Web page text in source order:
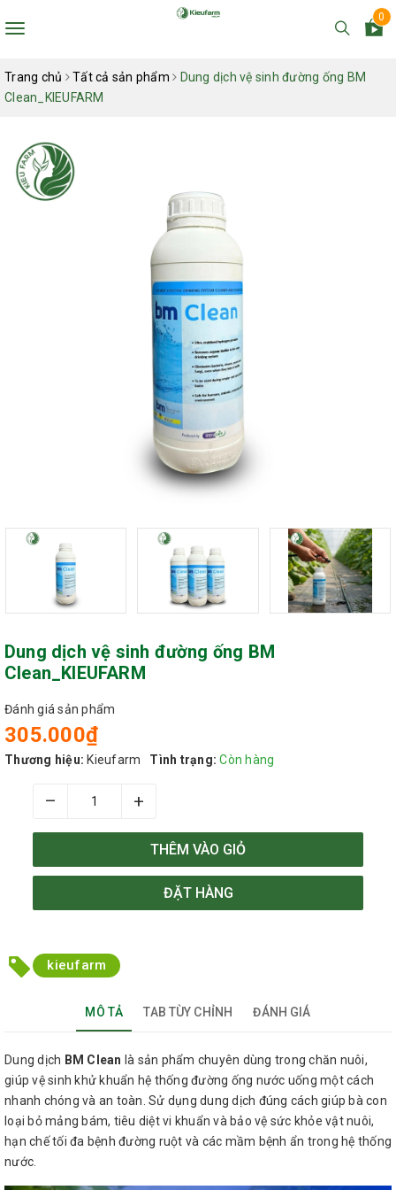
Toggle
0
Trang chủ Tất cả sản phẩm
Dung dịch vệ sinh đường ống BM
Clean_KIEUFARM
Dung dịch vệ sinh đường ống BM
Clean_KIEUFARM
Đánh giá sản phẩm
305.000₫
Thương hiệu: Kieufarm Tình trạng: Còn hàng
– +
THÊM VÀO GIỎ
ĐẶT HÀNG
kieufarm
MÔ TẢ TAB TÙY CHỈNH ĐÁNH GIÁ
Dung dịch BM Clean là sản phẩm chuyên dùng trong chăn nuôi,
giúp vệ sinh khử khuẩn hệ thống đường ống nước uống một cách
nhanh chóng và an toàn. Sử dụng dung dịch đúng cách giúp bà con
loại bỏ mảng bám, tiêu diệt vi khuẩn và bảo vệ sức khỏe vật nuôi,
hạn chế tối đa bệnh đường ruột và các mầm bệnh ẩn trong hệ thống
nước.